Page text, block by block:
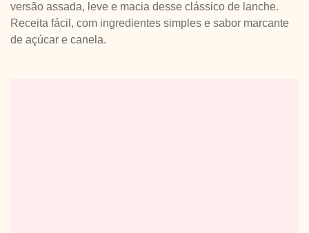
versão assada, leve e macia desse clássico de lanche.
Receita fácil, com ingredientes simples e sabor marcante
de açúcar e canela.